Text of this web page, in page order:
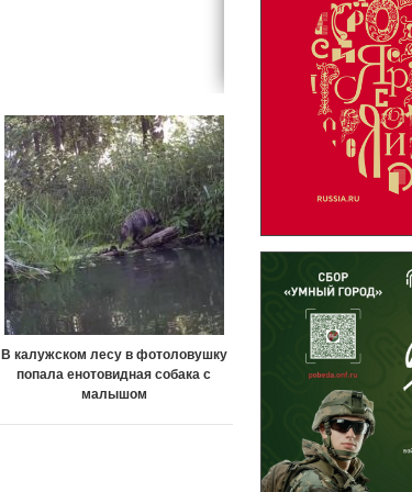
В калужском лесу в фотоловушку
попала енотовидная собака с
малышом